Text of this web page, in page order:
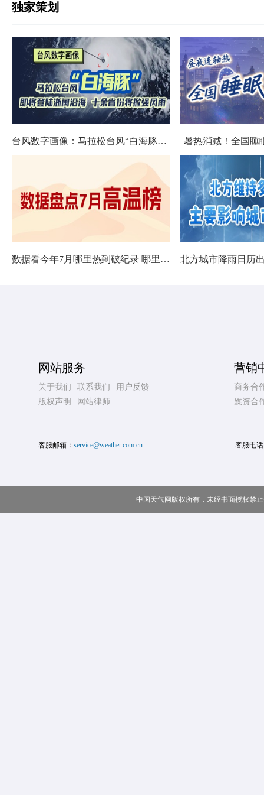
独家策划
台风数字画像：马拉松台风“白海豚”将影响十余省份 暑热消减！全国睡
数据看今年7月哪里热到破纪录 哪里暑热连轴转
网站服务
关于我们 联系我们
用户反馈
版权声明
网站律师
营销
商务合
媒资合
客服邮箱： service@weather.com.cn 客服电
中国天气网版权所有，未经书面授权